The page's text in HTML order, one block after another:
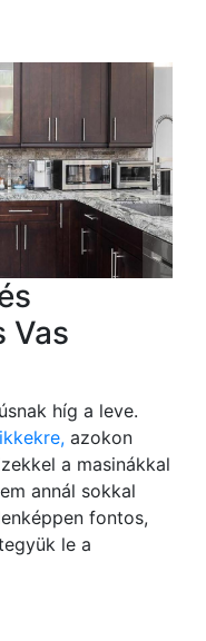
Vas
híg a leve.
azokon
a masinákkal
annál sokkal
fontos,
le a